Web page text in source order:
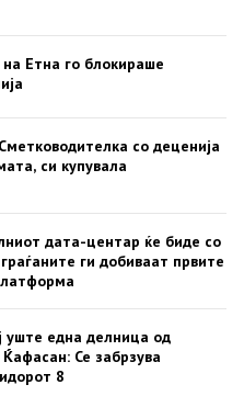
Етна го блокираше
со деценија
си купувала
дата-центар ќе биде со
ги добиваат првите
уште една делница од
Се забрзува
8